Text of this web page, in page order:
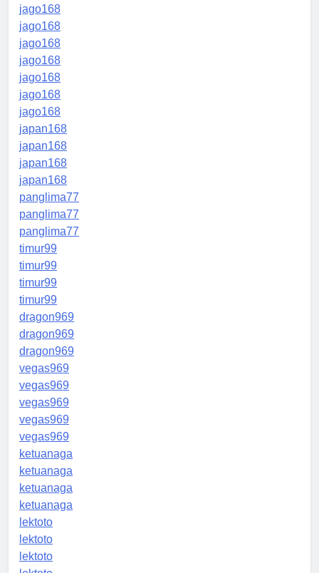
jago168
jago168
jago168
jago168
jago168
jago168
jago168
japan168
japan168
japan168
japan168
panglima77
panglima77
panglima77
timur99
timur99
timur99
timur99
dragon969
dragon969
dragon969
vegas969
vegas969
vegas969
vegas969
vegas969
ketuanaga
ketuanaga
ketuanaga
ketuanaga
lektoto
lektoto
lektoto